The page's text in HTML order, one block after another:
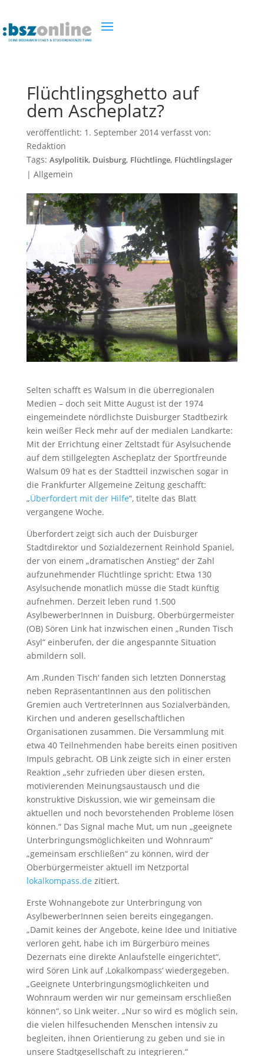
Flüchtlingsghetto auf
dem Ascheplatz?
veröffentlicht: 1. September 2014verfasst von:
Redaktion
Tags: Asylpolitik, Duisburg, Flüchtlinge, Flüchtlingslager
| Allgemein
Selten schafft es Walsum in die überregionalen
Medien – doch seit Mitte August ist der 1974
eingemeindete nördlichste Duisburger Stadtbezirk
kein weißer Fleck mehr auf der medialen Landkarte:
Mit der Errichtung einer Zeltstadt für Asylsuchende
auf dem stillgelegten Ascheplatz der Sportfreunde
Walsum 09 hat es der Stadtteil inzwischen sogar in
die Frankfurter Allgemeine Zeitung geschafft:
„Überfordert mit der Hilfe“, titelte das Blatt
vergangene Woche.
Überfordert zeigt sich auch der Duisburger
Stadtdirektor und Sozialdezernent Reinhold Spaniel,
der von einem „dramatischen Anstieg“ der Zahl
aufzunehmender Flüchtlinge spricht: Etwa 130
Asylsuchende monatlich müsse die Stadt künftig
aufnehmen. Derzeit leben rund 1.500
AsylbewerberInnen in Duisburg. Oberbürgermeister
(OB) Sören Link hat inzwischen einen „Runden Tisch
Asyl“ einberufen, der die angespannte Situation
abmildern soll.
Am ‚Runden Tisch‘ fanden sich letzten Donnerstag
neben RepräsentantInnen aus den politischen
Gremien auch VertreterInnen aus Sozialverbänden,
Kirchen und anderen gesellschaftlichen
Organisationen zusammen. Die Versammlung mit
etwa 40 Teilnehmenden habe bereits einen positiven
Impuls gebracht. OB Link zeigte sich in einer ersten
Reaktion „sehr zufrieden über diesen ersten,
motivierenden Meinungsaustausch und die
konstruktive Diskussion, wie wir gemeinsam die
aktuellen und noch bevorstehenden Probleme lösen
können.“ Das Signal mache Mut, um nun „geeignete
Unterbringungsmöglichkeiten und Wohnraum“
„gemeinsam erschließen“ zu können, wird der
Oberbürgermeister aktuell im Netzportal
lokalkompass.de zitiert.
Erste Wohnangebote zur Unterbringung von
AsylbewerberInnen seien bereits eingegangen.
„Damit keines der Angebote, keine Idee und Initiative
verloren geht, habe ich im Bürgerbüro meines
Dezernats eine direkte Anlaufstelle eingerichtet“,
wird Sören Link auf ‚Lokalkompass‘ wiedergegeben.
„Geeignete Unterbringungsmöglichkeiten und
Wohnraum werden wir nur gemeinsam erschließen
können“, so Link weiter. „Nur so wird es möglich sein,
die vielen hilfesuchenden Menschen intensiv zu
begleiten, ihnen Orientierung zu geben und sie in
unsere Stadtgesellschaft zu integrieren.“